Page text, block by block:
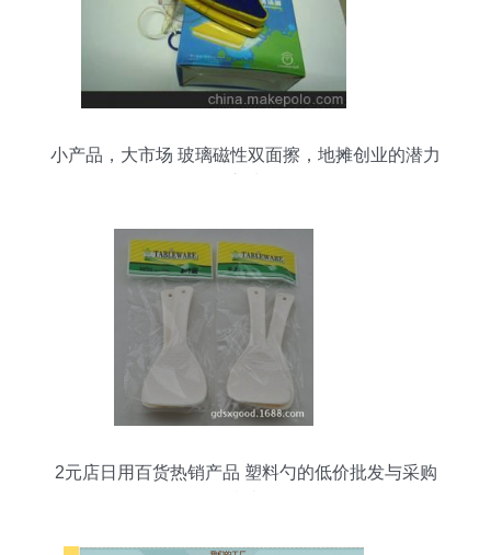
小产品，大市场 玻璃磁性双面擦，地摊创业的潜力
2元店日用百货热销产品 塑料勺的低价批发与采购